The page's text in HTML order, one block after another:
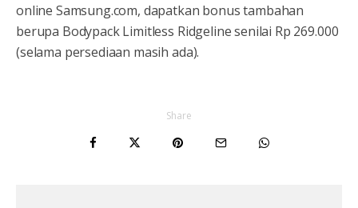
online Samsung.com, dapatkan bonus tambahan
berupa Bodypack Limitless Ridgeline senilai Rp 269.000
(selama persediaan masih ada).
Share